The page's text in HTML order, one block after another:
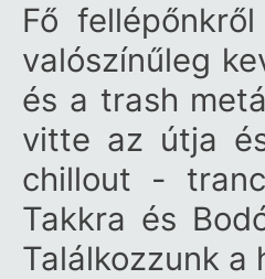
Fő
valószínűleg
és a trash
vitte az útja
chillout -
Takkra és
Találkozzunk a